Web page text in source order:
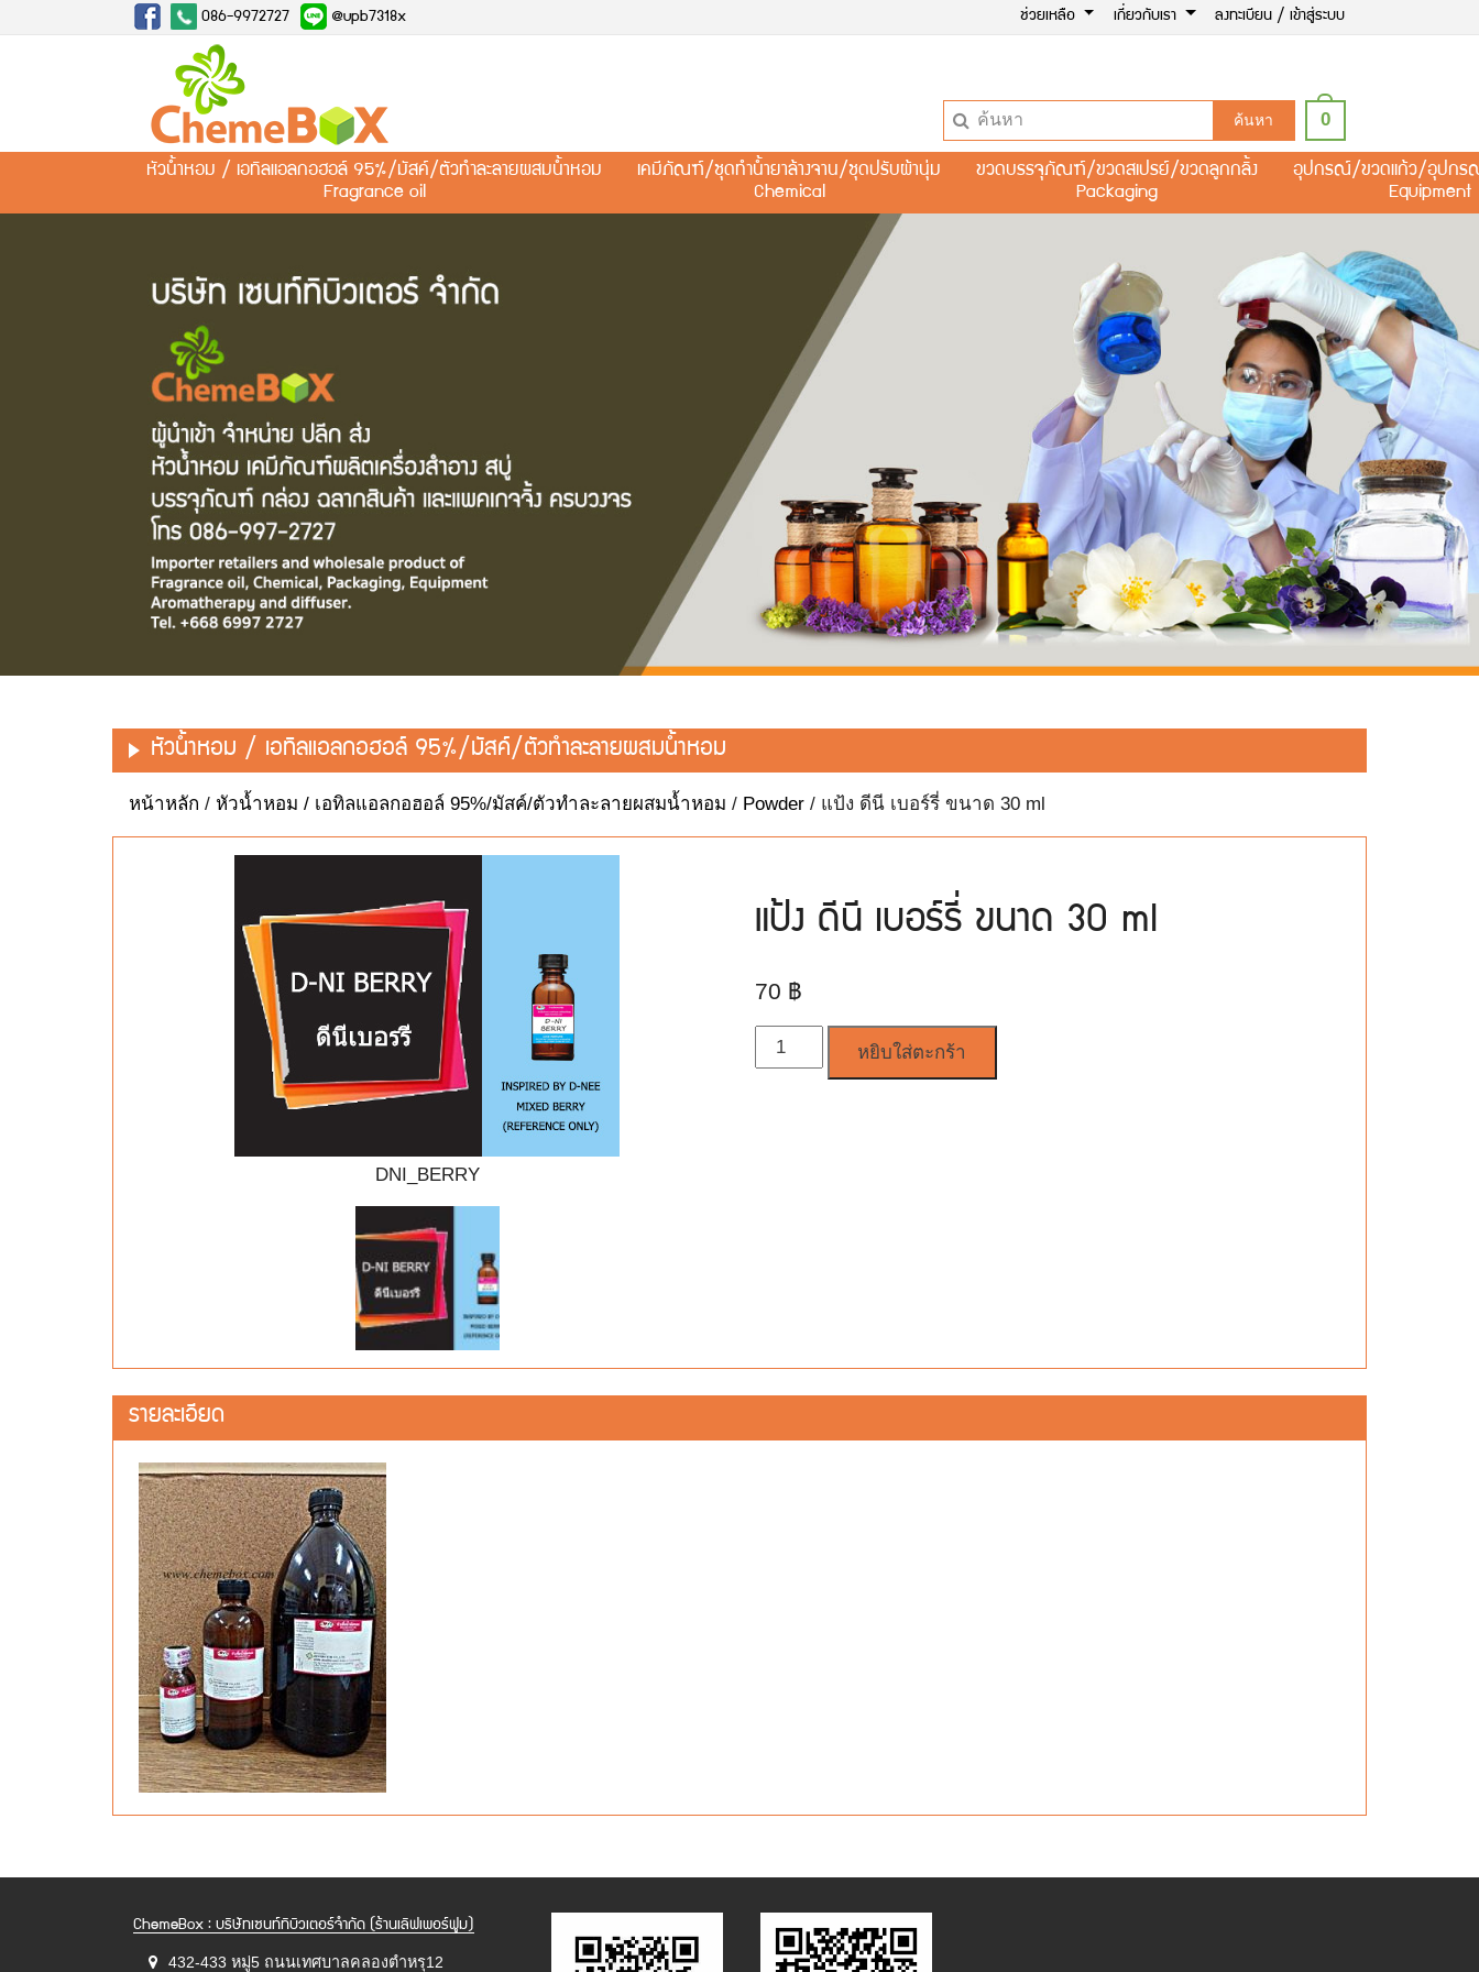
086-9972727 @upb7318x ช่วยเหลือ เกี่ยวกับเรา ลงทะเบียน / เข้าสู่ระบบ
ค้นหา 0
หัวน้ำหอม / เอทิลแอลกอฮอล์ 95%/มัสค์/ตัวทำละลายผสมน้ำหอม
Fragrance oil
เคมีภัณฑ์/ชุดทำน้ำยาล้างจาน/ชุดปรับผ้านุ่ม
Chemical
ขวดบรรจุภัณฑ์/ขวดสเปรย์/ขวดลูกกลิ้ง
Packaging
อุปกรณ์/ขวดแก้ว/อุปกร
Equipment
หัวน้ำหอม / เอทิลแอลกอฮอล์ 95%/มัสค์/ตัวทำละลายผสมน้ำหอม
หน้าหลัก / หัวน้ำหอม / เอทิลแอลกอฮอล์ 95%/มัสค์/ตัวทำละลายผสมน้ำหอม / Powder / แป้ง ดีนี เบอร์รี่ ขนาด 30 ml
DNI_BERRY
แป้ง ดีนี เบอร์รี่ ขนาด 30 ml
70 ฿
จำนวน
หยิบใส่ตะกร้า
รายละเอียด
ChemeBox : บริษัทเซนท์ทิบิวเตอร์จำกัด (ร้านเลิฟเพอร์ฟูม)
432-433 หมู่5 ถนนเทศบาลคลองตำหรุ12